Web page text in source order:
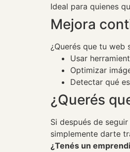
Ideal para quienes
Mejora
¿Querés que tu web
Usar
Optimizar
Detectar qué
¿Querés
Si después de
simplemente darte
¿Tenés un